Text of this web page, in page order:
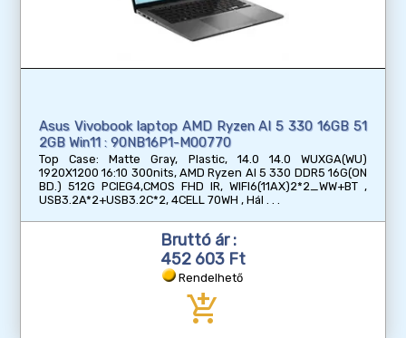
Asus Vivobook laptop AMD Ryzen AI 5 330 16GB 51
2GB Win11 : 90NB16P1-M00770
Top Case: Matte Gray, Plastic, 14.0 14.0 WUXGA(WU)
1920X1200 16:10 300nits, AMD Ryzen AI 5 330 DDR5 16G(ON
BD.) 512G PCIEG4,CMOS FHD IR, WIFI6(11AX)2*2_WW+BT ,
USB3.2A*2+USB3.2C*2, 4CELL 70WH , Hál
Bruttó ár :
452 603 Ft
Rendelhető
add_shopping_cart